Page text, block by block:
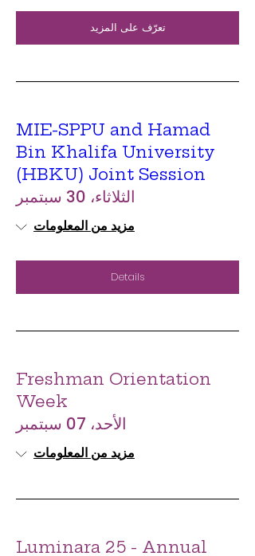
تعرّف على المزيد
MIE-SPPU and Hamad
Bin Khalifa University
(HBKU) Joint Session
الثلاثاء، 30 سبتمبر
مزيد من المعلومات
Details
Freshman Orientation
Week
الأحد، 07 سبتمبر
مزيد من المعلومات
Luminara 25 - Annual